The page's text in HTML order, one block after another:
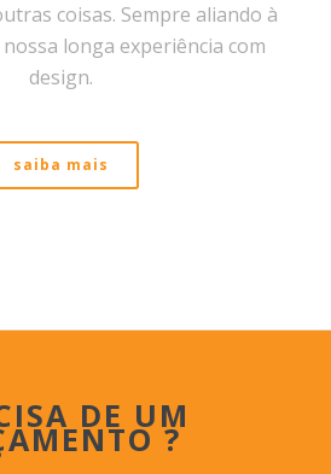
coisas. Sempre aliando à
longa experiência com
design.
saiba mais
DE UM
?